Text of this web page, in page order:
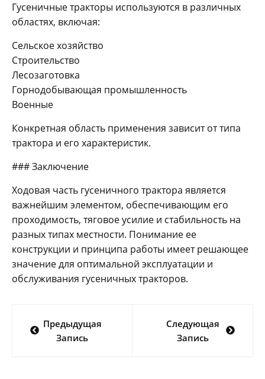
Гусеничные тракторы используются в различных
областях, включая:
Сельское хозяйство
Строительство
Лесозаготовка
Горнодобывающая промышленность
Военные
Конкретная область применения зависит от типа
трактора и его характеристик.
### Заключение
Ходовая часть гусеничного трактора является
важнейшим элементом, обеспечивающим его
проходимость, тяговое усилие и стабильность на
разных типах местности. Понимание ее
конструкции и принципа работы имеет решающее
значение для оптимальной эксплуатации и
обслуживания гусеничных тракторов.
по
Предыдущая
Запись
Следующая
Запись